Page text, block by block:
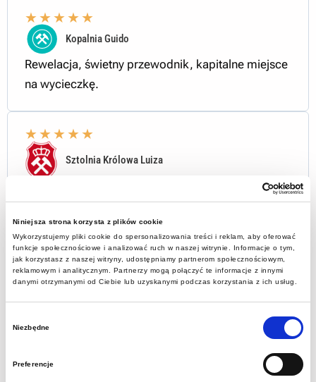
Niniejsza strona korzysta z plików cookie
Wykorzystujemy pliki cookie do spersonalizowania treści i reklam, aby oferować
funkcje społecznościowe i analizować ruch w naszej witrynie. Informacje o tym,
jak korzystasz z naszej witryny, udostępniamy partnerom społecznościowym,
reklamowym i analitycznym. Partnerzy mogą połączyć te informacje z innymi
danymi otrzymanymi od Ciebie lub uzyskanymi podczas korzystania z ich usług.
Niezbędne
Preferencje
★★★★★
Kopalnia Guido
Rewelacja, świetny przewodnik, kapitalne miejsce
na wycieczkę.
★★★★★
Sztolnia Królowa Luiza
Po stokroć polecam, niesamowite miejsce gdzie
★★★ ★★
CARBONEUM
godne zwiedzenia . Przy dobrej pogodzie
nowoczesna wystawa muzealna.